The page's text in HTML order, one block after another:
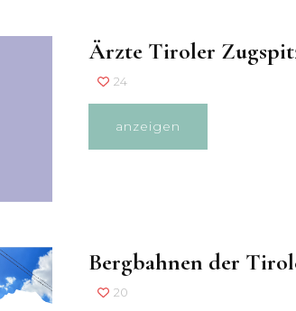
Ärzte Tiroler
24
anzeigen
Bergbahnen der
20